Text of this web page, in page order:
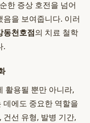
한 증상 호전을 넘어
을 보여줍니다. 이러
동천호점의 치료 철학
.
활용될 뿐만 아니라,
에도 중요한 역할을
선 유형, 발병 기간,